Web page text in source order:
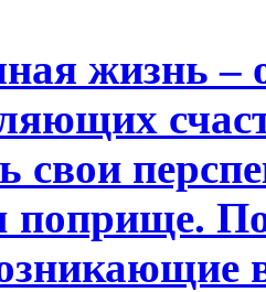
жизнь –
свои
поприще.